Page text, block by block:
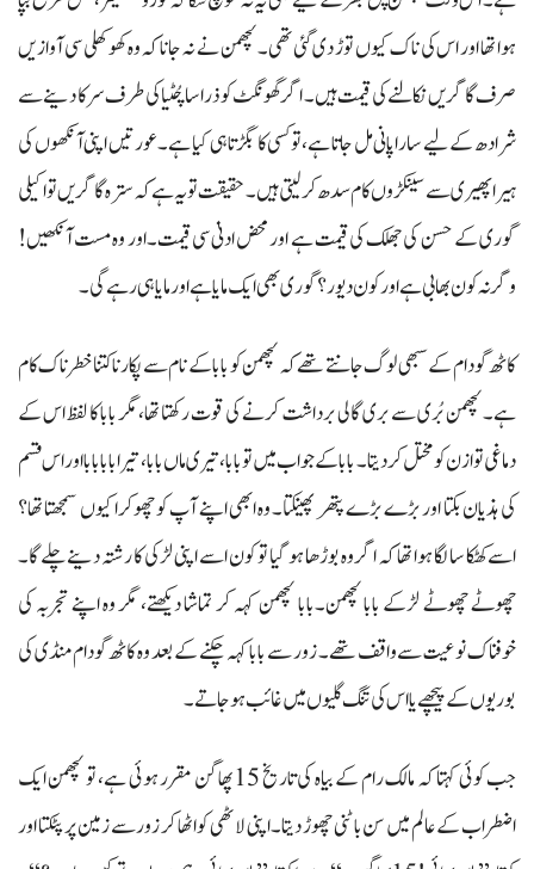
ہوا تھا اور اس کی ناک کیوں توڑ دی گئی تھی۔ لچھمن نے نہ جانا کہ وہ کھوکھلی سی آوازیں
صرف گاگریں نکالنے کی قیمت ہیں۔ اگر گھونگٹ کو ذرا سا چُٹیا کی طرف سرکا دینے سے
شرادھ کے لیے ساراپانی مل جاتا ہے، تو کسی کا بگڑتا ہی کیا ہے۔ عورتیں اپنی آنکھوں کی
ہیرا پھیری سے سینکڑوں کام سدھ کر لیتی ہیں۔ حقیقت تو یہ ہے کہ سترہ گاگریں تو اکیلی
گوری کے حسن کی جھلک کی قیمت ہے اور محض ادنیٰ سی قیمت۔اور وہ مست آنکھیں!
وگر نہ کون بھابی ہے اور کون دیور؟ گوری بھی ایک مایا ہے اور مایا ہی رہے گی۔
کاٹھ گودام کے سبھی لوگ جانتے تھے کہ لچھمن کو بابا کے نام سے پکارنا کتنا خطرناک کام
ہے۔ لچھمن بُری سے بری گالی برداشت کرنے کی قوت رکھتا تھا، مگر بابا کا لفظ اس کے
دماغی توازن کو مختل کر دیتا۔ بابا کے جواب میں تو بابا، تیری ماں بابا، تیرا بابا بابا اور اس قسم
کی ہذیان بکتا اور بڑے بڑے پتھر پھینکتا۔ وہ ابھی اپنے آپ کو چھوکرا کیوں سمجھتا تھا؟
اسے کھٹکا سا لگا ہوا تھا کہ اگر وہ بوڑھا ہو گیا تو کون اسے اپنی لڑکی کا رشتہ دینے چلے گا۔
چھوٹے چھوٹے لڑکے بابا لچھمن۔بابا لچھمن کہہ کر تماشا دیکھتے، مگر وہ اپنے تجربہ کی
خوفناک نوعیت سے واقف تھے۔ زور سے بابا کہہ چکنے کے بعد وہ کاٹھ گودام منڈی کی
بوریوں کے پیچھے یا اس کی تنگ گلیوں میں غائب ہو جاتے۔
جب کوئی کہتا کہ مالک رام کے بیاہ کی تاریخ 15 پھاگن مقرر ہوئی ہے، تو لچھمن ایک
اضطراب کے عالم میں سن باٹنی چھوڑ دیتا۔ اپنی لاٹھی کو اٹھا کر زور سے زمین پر پٹکتا اور